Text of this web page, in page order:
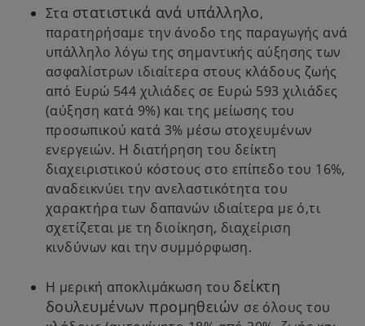
Στα στατιστικά ανά υπάλληλο,
παρατηρήσαμε την άνοδο της παραγωγής ανά
υπάλληλο λόγω της σημαντικής αύξησης των
ασφαλίστρων ιδιαίτερα στους κλάδους ζωής
από Ευρώ 544 χιλιάδες σε Ευρώ 593 χιλιάδες
(αύξηση κατά 9%) και της μείωσης του
προσωπικού κατά 3% μέσω στοχευμένων
ενεργειών. Η διατήρηση του δείκτη
διαχειριστικού κόστους στο επίπεδο του 16%,
αναδεικνύει την ανελαστικότητα του
χαρακτήρα των δαπανών ιδιαίτερα με ό,τι
σχετίζεται με τη διοίκηση, διαχείριση
κινδύνων και την συμμόρφωση.
Η μερική αποκλιμάκωση του δείκτη
δουλευμένων προμηθειών σε όλους του